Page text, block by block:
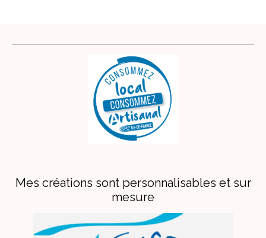
Mes créations sont personnalisables et sur
mesure